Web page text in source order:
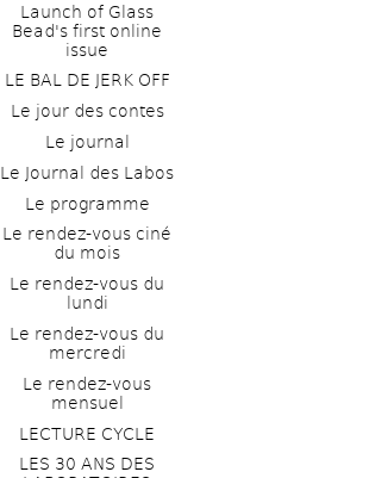
Launch of Glass
Bead's first online
issue
LE BAL DE JERK OFF
Le jour des contes
Le journal
Le Journal des Labos
Le programme
Le rendez-vous ciné
du mois
Le rendez-vous du
lundi
Le rendez-vous du
mercredi
Le rendez-vous
mensuel
LECTURE CYCLE
LES 30 ANS DES